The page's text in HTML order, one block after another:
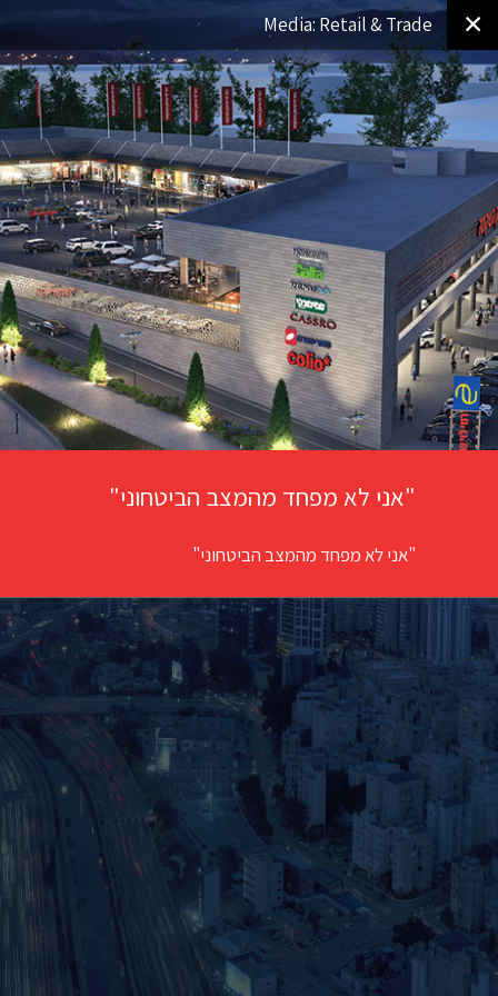
✕
Media: Retail & Trade
"אני לא מפחד מהמצב הביטחוני"
"אני לא מפחד מהמצב הביטחוני"